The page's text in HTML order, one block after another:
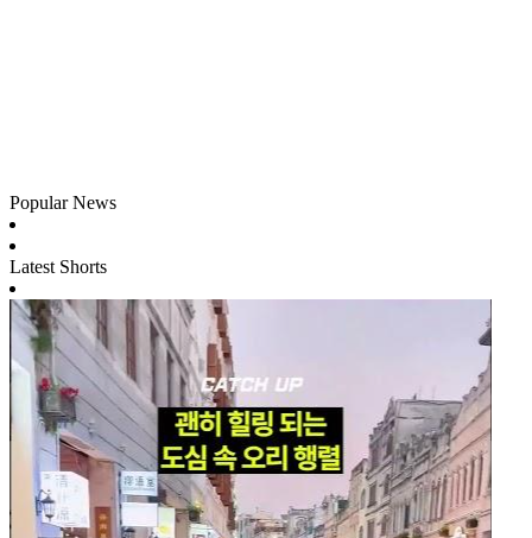
Popular News
Latest Shorts